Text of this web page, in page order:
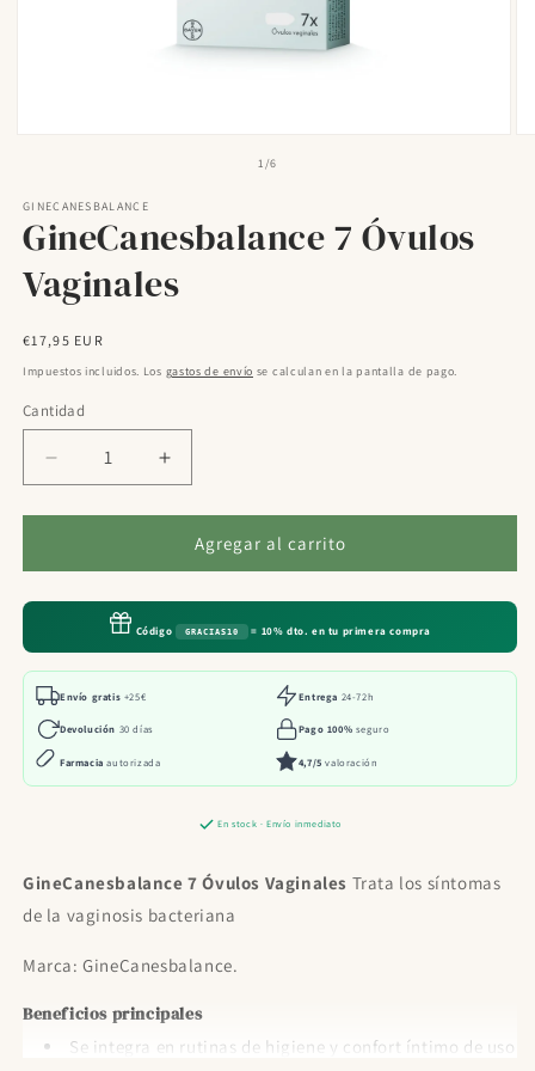
en
una
ventana
1/de
6
GINECANESBALANCE
GineCanesbalance 7 Óvulos
Vaginales
Precio
habitual
€17,95 EUR
Impuestos incluidos. Los gastos de envío se calculan en la pantalla de pago.
Cantidad
Reducir
cantidad
para
GineCanesbalance
7
Vaginales
Aumentar
cantidad
para
GineCanesbalance
7
Vaginales
Agregar al carrito
Código GRACIAS10 = 10% dto. en tu primera compra
Envío gratis +25€ Entrega 24-72h
Devolución 30 días Pago 100% seguro
Farmacia autorizada 4,7/5 valoración
En stock · Envío inmediato
GineCanesbalance 7 Óvulos Vaginales Trata los síntomas
de la vaginosis bacteriana
Marca: GineCanesbalance.
Beneficios principales
Se integra en rutinas de higiene y confort íntimo de uso